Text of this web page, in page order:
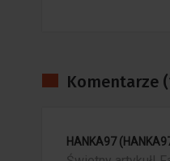
Komentarze
HANKA97